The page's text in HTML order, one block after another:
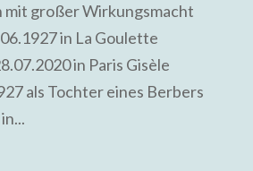
mit großer Wirkungsmacht
in La Goulette
in Paris Gisèle
als Tochter eines Berbers